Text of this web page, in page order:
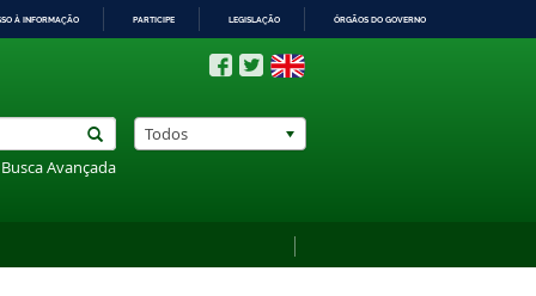
À INFORMAÇÃO PARTICIPE LEGISLAÇÃO ÓRGÃOS DO GOVERNO
Busca Avançada
Todos